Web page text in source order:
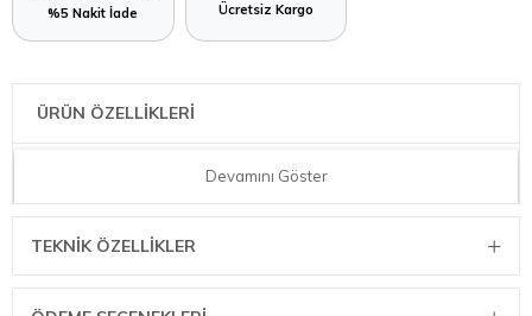
%5 Nakit İade
Ücretsiz Kargo
ÜRÜN ÖZELLİKLERİ
LEGGNO VTR707CRF01CP VETRO CAM SÜRAHİ 1,0LT BAKIR/ÇELİK B.
Devamını Göster
TEKNIK ÖZELLIKLER